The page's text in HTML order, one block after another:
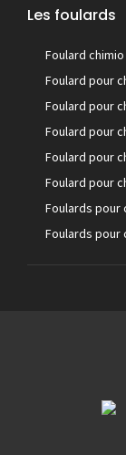
Les foulards
Foulard chimio
Foulard pour
Foulard pour
Foulard pour
Foulard pour
Foulard pour
Foulards pour
Foulards pour